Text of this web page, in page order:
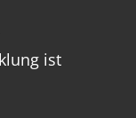
ist